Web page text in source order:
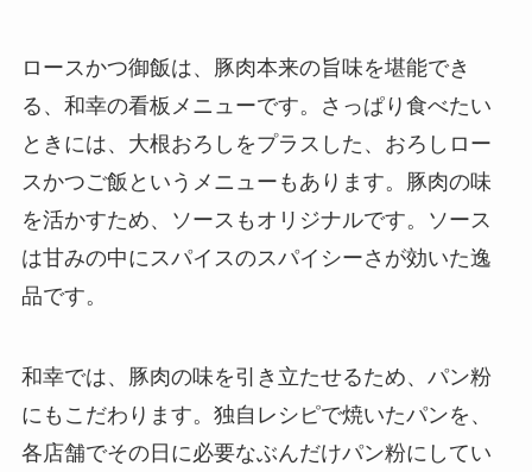
ロースかつ御飯は、豚肉本来の旨味を堪能でき
る、和幸の看板メニューです。さっぱり食べたい
ときには、大根おろしをプラスした、おろしロー
スかつご飯というメニューもあります。豚肉の味
を活かすため、ソースもオリジナルです。ソース
は甘みの中にスパイスのスパイシーさが効いた逸
品です。
和幸では、豚肉の味を引き立たせるため、パン粉
にもこだわります。独自レシピで焼いたパンを、
各店舗でその日に必要なぶんだけパン粉にしてい